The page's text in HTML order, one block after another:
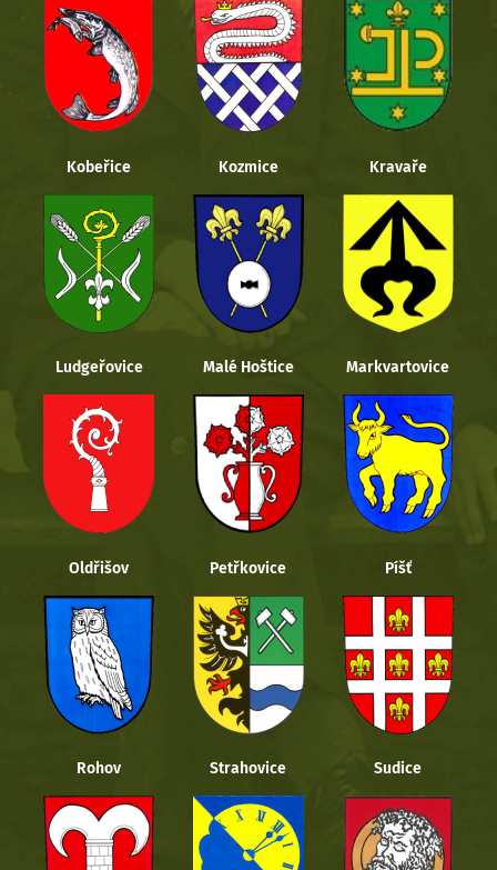
Kobeřice Kozmice Kravaře
Ludgeřovice Malé Hoštice Markvartovice
Oldřišov Petřkovice Píšť
Rohov Strahovice Sudice